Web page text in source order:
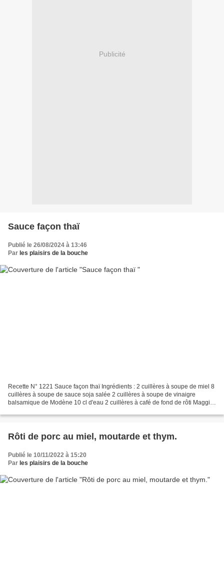
Publicité
Sauce façon thaï
Publié le 26/08/2024 à 13:46
Par les plaisirs de la bouche
Recette N° 1221 Sauce façon thaï Ingrédients : 2 cuillères à soupe de miel 8
cuillères à soupe de sauce soja salée 2 cuillères à soupe de vinaigre
balsamique de Modène 10 cl d'eau 2 cuillères à café de fond de rôti Maggi
Rôti de porc au miel, moutarde et thym.
Publié le 10/11/2022 à 15:20
Par les plaisirs de la bouche